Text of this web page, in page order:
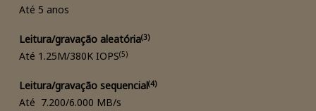
Até 5 anos
Leitura/gravação aleatória(3)
Até 1.25M/380K IOPS(5)
Leitura/gravação sequencial(4)
Até 7.200/6.000 MB/s